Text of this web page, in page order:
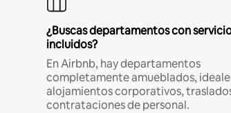
¿Buscas departamentos con
incluidos?
En Airbnb, hay departamentos
completamente amueblados,
alojamientos corporativos,
contrataciones de personal.